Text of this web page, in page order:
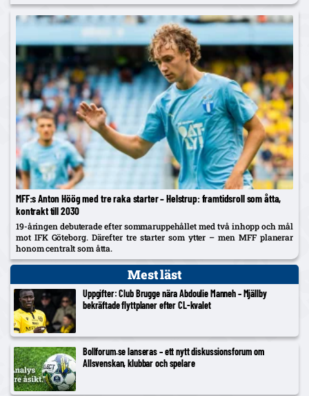
MFF:s Anton Höög med tre raka starter – Helstrup: framtidsroll som åtta,
kontrakt till 2030
19-åringen debuterade efter sommaruppehållet med två inhopp och mål
mot IFK Göteborg. Därefter tre starter som ytter – men MFF planerar
honom centralt som åtta.
Mest läst
Uppgifter: Club Brugge nära Abdoulie Manneh – Mjällby
bekräftade flyttplaner efter CL-kvalet
Bollforum.se lanseras – ett nytt diskussionsforum om
Allsvenskan, klubbar och spelare